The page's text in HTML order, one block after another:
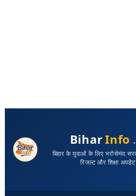
BiharInfo
बिहार के युवाओं के लिए भरोसेमंद
रिजल्ट और शिक्षा अपडेट